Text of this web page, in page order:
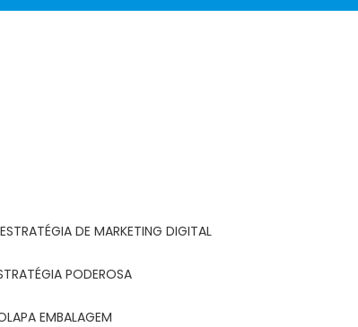
DE MARKETING DIGITAL
PODEROSA
EMBALAGEM